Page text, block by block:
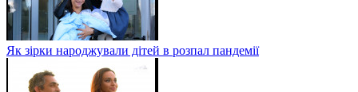
Як зірки народжували дітей в розпал пандемії